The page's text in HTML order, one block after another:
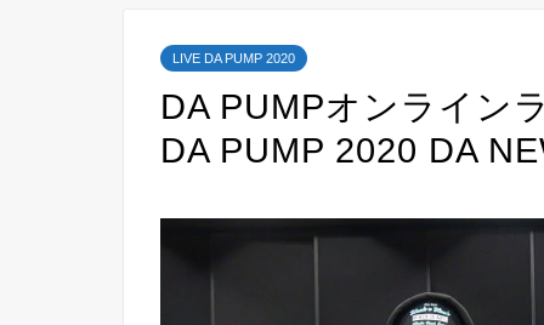
LIVE DA PUMP 2020
DA PUMPオンライン
DA PUMP 2020 DA